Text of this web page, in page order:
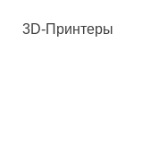
3D-Принтеры